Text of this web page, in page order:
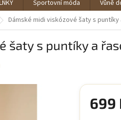
Sportovní móda Vůně
Dámské midi viskózové šaty s
šaty s puntíky a
699